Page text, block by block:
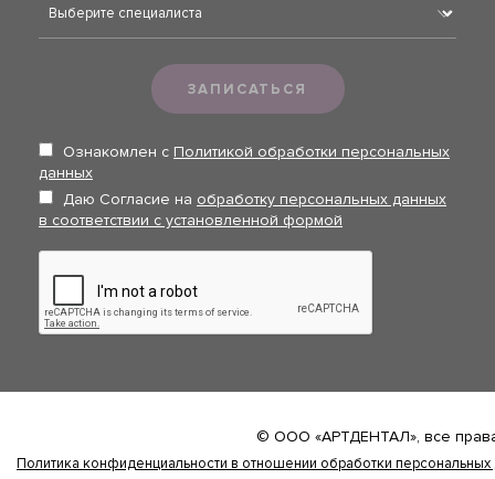
ЗАПИСАТЬСЯ
Ознакомлен с Политикой обработки персональных
данных
Даю Согласие на обработку персональных данных
в соответствии с установленной формой
© ООО «AРТДЕНТАЛ», все
Политика конфиденциальности в отношении обработки персональных